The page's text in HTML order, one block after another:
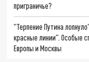
приграничье?
"Терпение Путина
красные линии". Особые
Европы и Москвы